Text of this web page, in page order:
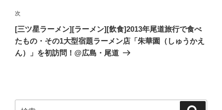
ゲ
ー
シ
ョ
稿
次
の
投
稿
次
[三ツ星ラーメン][ラーメン][飲食]2013年尾道旅行で食べ
たもの・その1大型宿題ラーメン店「朱華園（しゅうかえ
ん）」を初訪問！@広島・尾道